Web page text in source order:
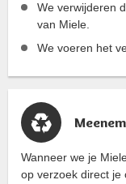
We verwijderen
van Miele.
We voeren het
Wanneer we je
op verzoek direct je